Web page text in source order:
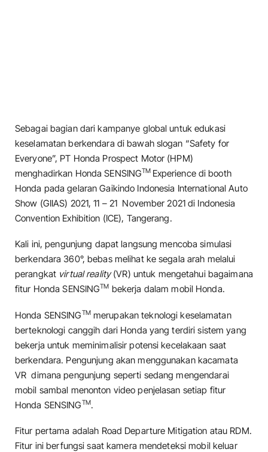
Sebagai bagian dari kampanye global untuk edukasi
keselamatan berkendara di bawah slogan “Safety for
Everyone”, PT Honda Prospect Motor (HPM)
menghadirkan Honda SENSINGTM Experience di booth
Honda pada gelaran Gaikindo Indonesia International Auto
Show (GIIAS) 2021, 11 – 21 November 2021 di Indonesia
Convention Exhibition (ICE), Tangerang.
Kali ini, pengunjung dapat langsung mencoba simulasi
berkendara 360°, bebas melihat ke segala arah melalui
perangkat virtual reality(VR) untuk mengetahui bagaimana
fitur Honda SENSINGTM bekerja dalam mobil Honda.
Honda SENSINGTMmerupakan teknologi keselamatan
berteknologi canggih dari Honda yang terdiri sistem yang
bekerja untuk meminimalisir potensi kecelakaan saat
berkendara. Pengunjung akan menggunakan kacamata
VR dimana pengunjung seperti sedang mengendarai
mobil sambal menonton video penjelasan setiap fitur
Honda SENSINGTM.
Fitur pertama adalah Road Departure Mitigation atau RDM.
Fitur ini berfungsi saat kamera mendeteksi mobil keluar